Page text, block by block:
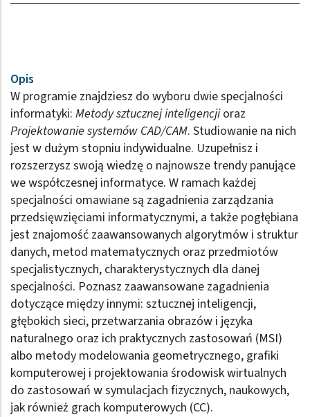
Opis
W programie znajdziesz do wyboru dwie specjalności
informatyki: Metody sztucznej inteligencjioraz
Projektowanie systemów CAD/CAM. Studiowanie na nich
jest w dużym stopniu indywidualne. Uzupełnisz i
rozszerzysz swoją wiedzę o najnowsze trendy panujące
we współczesnej informatyce. W ramach każdej
specjalności omawiane są zagadnienia zarządzania
przedsięwzięciami informatycznymi, a także pogłębiana
jest znajomość zaawansowanych algorytmów i struktur
danych, metod matematycznych oraz przedmiotów
specjalistycznych, charakterystycznych dla danej
specjalności. Poznasz zaawansowane zagadnienia
dotyczące między innymi: sztucznej inteligencji,
głębokich sieci, przetwarzania obrazów i języka
naturalnego oraz ich praktycznych zastosowań (MSI)
albo metody modelowania geometrycznego, grafiki
komputerowej i projektowania środowisk wirtualnych
do zastosowań w symulacjach fizycznych, naukowych,
jak również grach komputerowych (CC).